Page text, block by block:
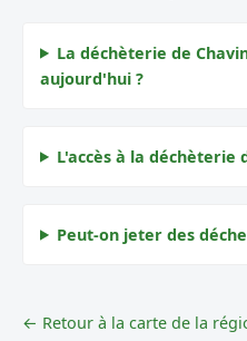
La déchèterie de
aujourd'hui ?
L'accès à la déchèterie
Peut-on jeter des
← Retour à la carte de la